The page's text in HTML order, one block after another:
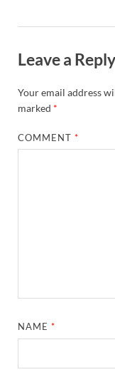
Leave a Reply
Your email address
marked *
COMMENT*
NAME*